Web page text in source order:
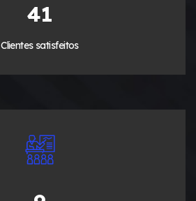
50
Clientes satisfeitos